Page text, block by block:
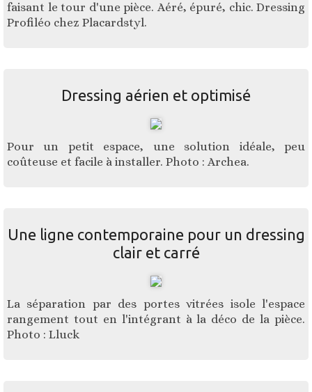
faisant le tour d'une pièce. Aéré, épuré, chic. Dressing
Profiléo chez Placardstyl.
Dressing aérien et optimisé
Pour un petit espace, une solution idéale, peu
coûteuse et facile à installer. Photo : Archea.
Une ligne contemporaine pour un dressing
clair et carré
La séparation par des portes vitrées isole l'espace
rangement tout en l'intégrant à la déco de la pièce.
Photo : Lluck